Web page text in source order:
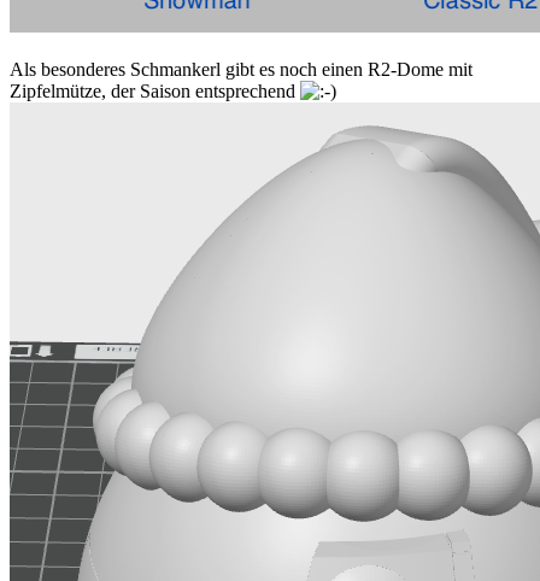
Als besonderes Schmankerl gibt es noch einen R2-Dome mit
Zipfelmütze, der Saison entsprechend